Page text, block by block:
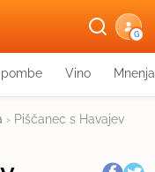
G
Vino Mnenja
› Piščanec s Havajev